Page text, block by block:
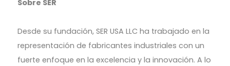
Sobre SER
Desde su fundación, SER USA LLC ha trabajado en la
representación de fabricantes industriales con un
fuerte enfoque en la excelencia y la innovación. A lo